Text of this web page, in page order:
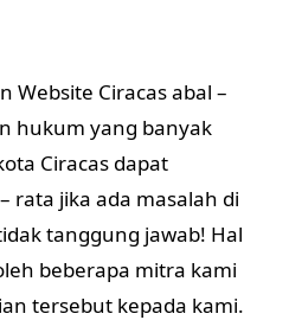
Website Ciracas abal –
hukum yang banyak
Ciracas dapat
rata jika ada masalah di
tanggung jawab! Hal
beberapa mitra kami
tersebut kepada kami.